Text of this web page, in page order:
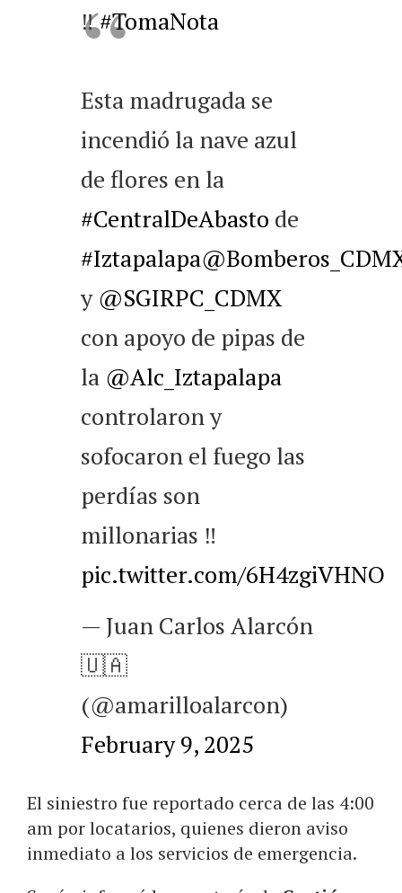
‼️#TomaNota
Esta madrugada se
incendió la nave azul
de flores en la
#CentralDeAbasto de
#Iztapalapa
y @SGIRPC_CDMX
con apoyo de pipas de
la @Alc_Iztapalapa
controlaron y
sofocaron el fuego las
perdías son
millonarias ‼️
pic.twitter.com/6H4zgiVHNO
— Juan Carlos Alarcón
🇺🇦
(@amarilloalarcon)
February 9, 2025
El siniestro fue reportado cerca de las 4:00
am por locatarios, quienes dieron aviso
inmediato a los servicios de emergencia.